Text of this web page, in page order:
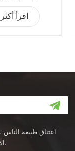
اقرأ أكثر
الانسجام في البيئة. وراء الاحتياجات ، نتطلع إلى الأفعال.